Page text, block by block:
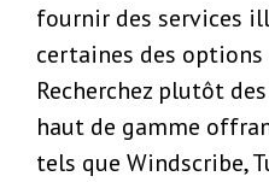
fournir des services
certaines des options
Recherchez plutôt
haut de gamme
tels que Windscribe,